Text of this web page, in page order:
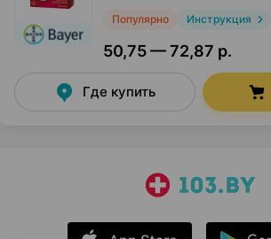
Популярно Инструкция
50,75 — 72,87 р.
Где купить